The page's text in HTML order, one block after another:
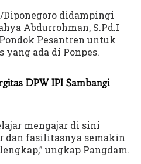
didampingi
Abdurrohman, S.Pd.I
Pesantren untuk
ada di Ponpes.
DPW IPI Sambangi
mengajar di sini
dan fasilitasnya semakin
ungkap Pangdam.